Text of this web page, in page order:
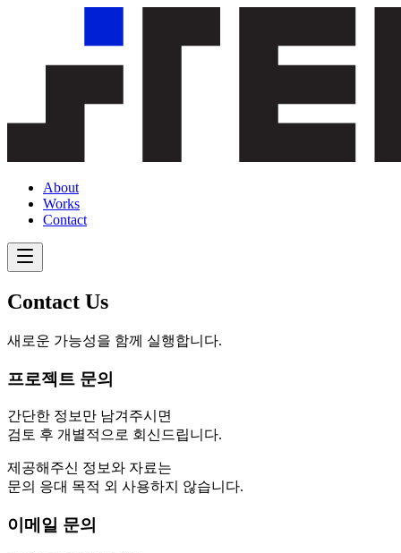
About
Works
Contact
Contact Us
새로운 가능성을 함께 실행합니다.
프로젝트 문의
간단한 정보만 남겨주시면
검토 후 개별적으로 회신드립니다.
제공해주신 정보와 자료는
문의 응대 목적 외 사용하지 않습니다.
이메일 문의